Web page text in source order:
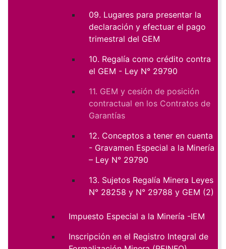
09. Lugares para presentar la
declaración y efectuar el pago
trimestral del GEM
10. Regalía como crédito contra
el GEM - Ley N° 29790
11. GEM y cesión de posición
contractual en los Contratos de
Garantías
12. Conceptos a tener en cuenta
- Gravamen Especial a la Minería
– Ley N° 29790
13. Sujetos Regalía Minera Leyes
N° 28258 y N° 29788 y GEM (2)
Impuesto Especial a la Minería -IEM
Inscripción en el Registro Integral de